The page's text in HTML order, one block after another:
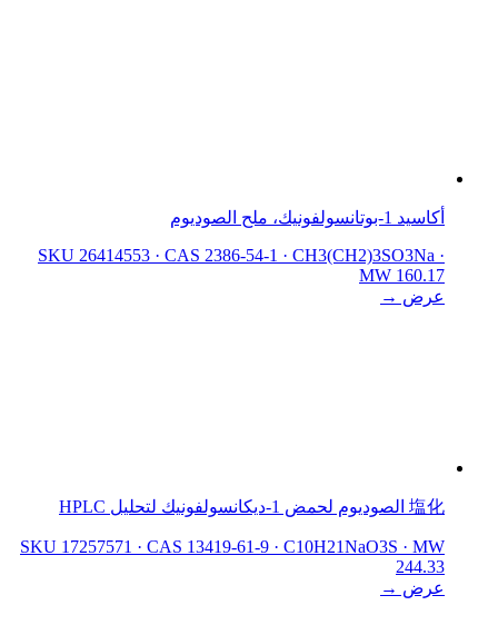
أكاسيد 1-بوتانسولفونيك، ملح الصوديوم
SKU 26414553 · CAS 2386-54-1 · CH3(CH2)3SO3Na ·
MW 160.17
عرض →
塩化 الصوديوم لحمض 1-ديكانسولفونيك لتحليل HPLC
SKU 17257571 · CAS 13419-61-9 · C10H21NaO3S · MW
244.33
عرض →